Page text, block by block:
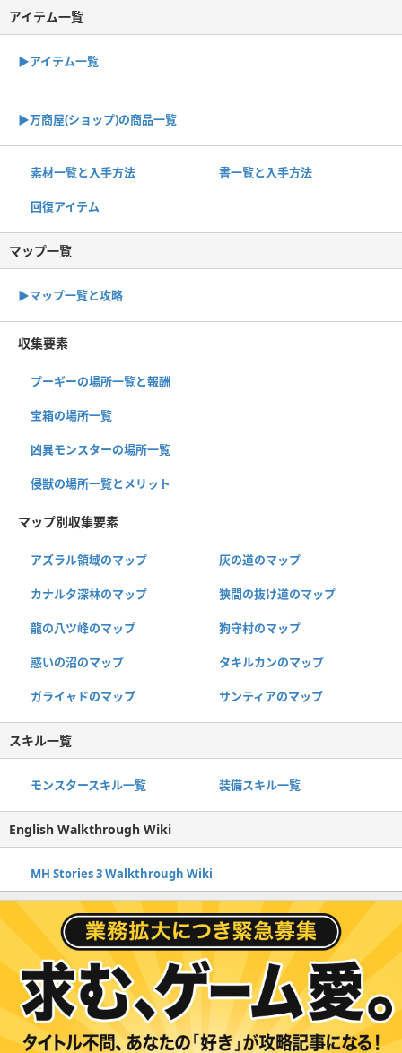
アイテム一覧
▶アイテム一覧
▶︎万商屋(ショップ)の商品一覧
素材一覧と入手方法 書一覧と入手方法
回復アイテム
マップ一覧
▶︎マップ一覧と攻略
収集要素
プーギーの場所一覧と報酬
宝箱の場所一覧
凶異モンスターの場所一覧
侵獣の場所一覧とメリット
マップ別収集要素
アズラル領域のマップ 灰の道のマップ
カナルタ深林のマップ 狭間の抜け道のマップ
龍の八ツ峰のマップ 狗守村のマップ
惑いの沼のマップ タキルカンのマップ
ガライャドのマップ サンティアのマップ
スキル一覧
モンスタースキル一覧 装備スキル一覧
English Walkthrough Wiki
MH Stories 3 Walkthrough Wiki